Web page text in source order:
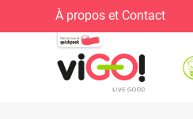
À propos et Contact